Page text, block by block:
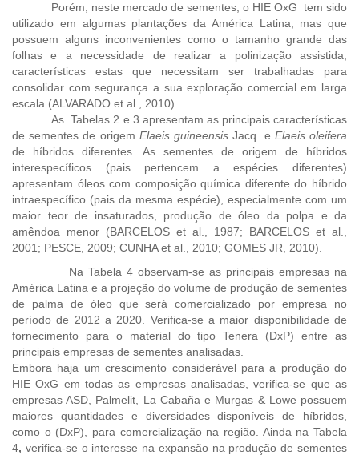
Porém, neste mercado de sementes, o HIE OxG tem sido
utilizado em algumas plantações da América Latina, mas que
possuem alguns inconvenientes como o tamanho grande das
folhas e a necessidade de realizar a polinização assistida,
características estas que necessitam ser trabalhadas para
consolidar com segurança a sua exploração comercial em larga
escala (ALVARADO et al., 2010).
As Tabelas 2 e 3 apresentam as principais características
de sementes de origem Elaeis guineensis Jacq. e Elaeis oleifera
de híbridos diferentes. As sementes de origem de híbridos
interespecíficos (pais pertencem a espécies diferentes)
apresentam óleos com composição química diferente do híbrido
intraespecífico (pais da mesma espécie), especialmente com um
maior teor de insaturados, produção de óleo da polpa e da
amêndoa menor (BARCELOS et al., 1987; BARCELOS et al.,
2001; PESCE, 2009; CUNHA et al., 2010; GOMES JR, 2010).
Na Tabela 4 observam-se as principais empresas na
América Latina e a projeção do volume de produção de sementes
de palma de óleo que será comercializado por empresa no
período de 2012 a 2020. Verifica-se a maior disponibilidade de
fornecimento para o material do tipo Tenera (DxP) entre as
principais empresas de sementes analisadas.
Embora haja um crescimento considerável para a produção do
HIE OxG em todas as empresas analisadas, verifica-se que as
empresas ASD, Palmelit, La Cabaña e Murgas & Lowe possuem
maiores quantidades e diversidades disponíveis de híbridos,
como o (DxP), para comercialização na região. Ainda na Tabela
4, verifica-se o interesse na expansão na produção de sementes